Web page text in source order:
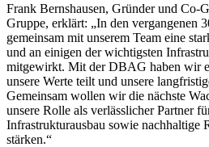
Frank Bernshausen, Gründer und Co-
Gruppe, erklärt: „In den vergangenen
gemeinsam mit unserem Team eine
und an einigen der wichtigsten
mitgewirkt. Mit der DBAG haben wir
unsere Werte teilt und unsere
Gemeinsam wollen wir die nächste
unsere Rolle als verlässlicher Partner
Infrastrukturausbau sowie nachhaltige
stärken.“